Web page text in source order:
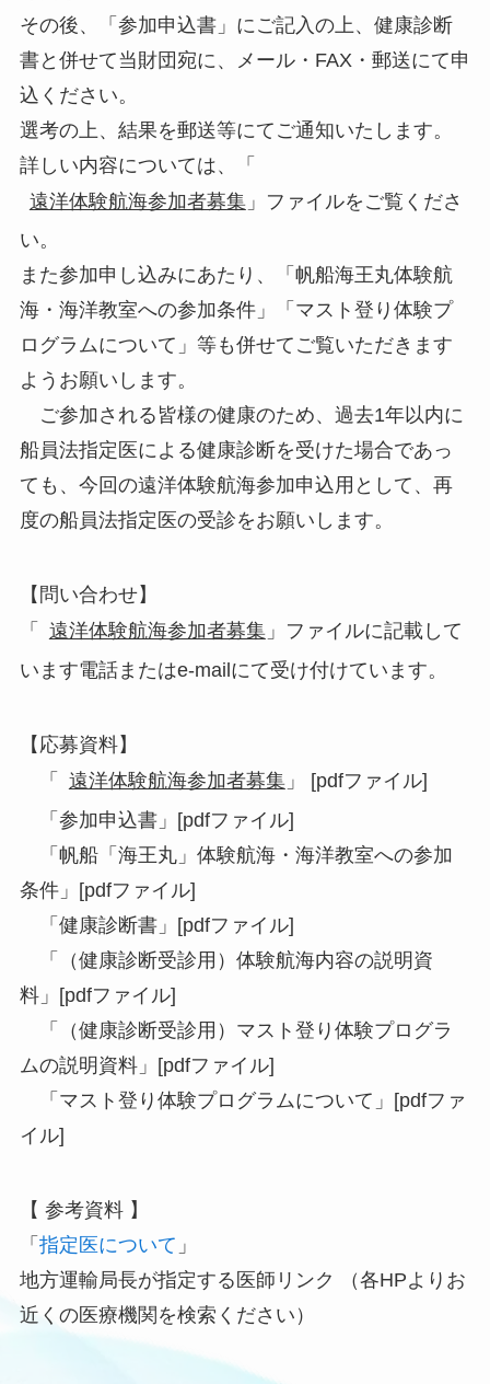
その後、「参加申込書」にご記入の上、健康診断
書と併せて当財団宛に、メール・FAX・郵送にて申
込ください。
選考の上、結果を郵送等にてご通知いたします。
詳しい内容については、「
遠洋体験航海参加者募集」ファイルをご覧くださ
い。
また参加申し込みにあたり、「帆船海王丸体験航
海・海洋教室への参加条件」「マスト登り体験プ
ログラムについて」等も併せてご覧いただきます
ようお願いします。
ご参加される皆様の健康のため、過去1年以内に
船員法指定医による健康診断を受けた場合であっ
ても、今回の遠洋体験航海参加申込用として、再
度の船員法指定医の受診をお願いします。
【問い合わせ】
「
遠洋体験航海参加者募集」ファイルに記載して
います電話またはe-mailにて受け付けています。
【応募資料】
「
遠洋体験航海参加者募集」 [pdfファイル]
「参加申込書」[pdfファイル]
「帆船「海王丸」体験航海・海洋教室への参加
条件」[pdfファイル]
「健康診断書」[pdfファイル]
「（健康診断受診用）体験航海内容の説明資
料」[pdfファイル]
「（健康診断受診用）マスト登り体験プログラ
ムの説明資料」[pdfファイル]
「マスト登り体験プログラムについて」[pdfファ
イル]
【 参考資料 】
「 指定医について 」
地方運輸局長が指定する医師リンク （各HPよりお
近くの医療機関を検索ください）